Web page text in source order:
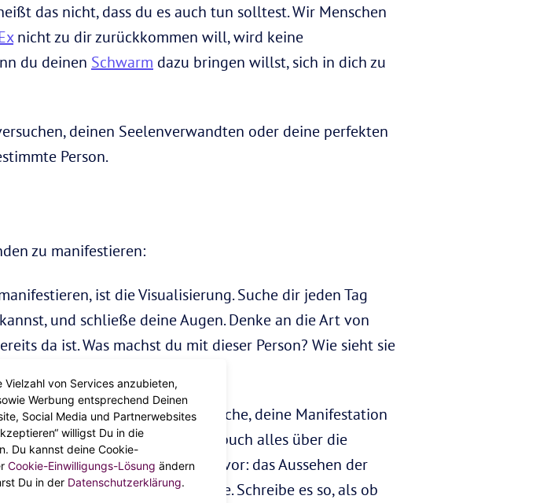
das nicht, dass du es auch tun solltest. Wir Menschen
nicht zu dir zurückkommen will, wird keine
du deinen Schwarm dazu bringen willst, sich in dich zu
deinen Seelenverwandten oder deine perfekten
Person.
zu manifestieren:
ist die Visualisierung. Suche dir jeden Tag
und schließe deine Augen. Denke an die Art von
da ist. Was machst du mit dieser Person? Wie sieht sie
oder Visualisieren bist, versuche, deine Manifestation
nennt. Schreibe in einem Tagebuch alles über die
dabei so detailliert wie möglich vor: das Aussehen der
Beziehungzu ihr aussehen könnte. Schreibe es so, als ob
Vielzahl von Services anzubieten,
Werbung entsprechend Deinen
Social Media und Partnerwebsites
willigst Du in die
Du kannst deine Cookie-
Cookie-Einwilligungs-Lösung ändern
Du in der Datenschutzerklärung.